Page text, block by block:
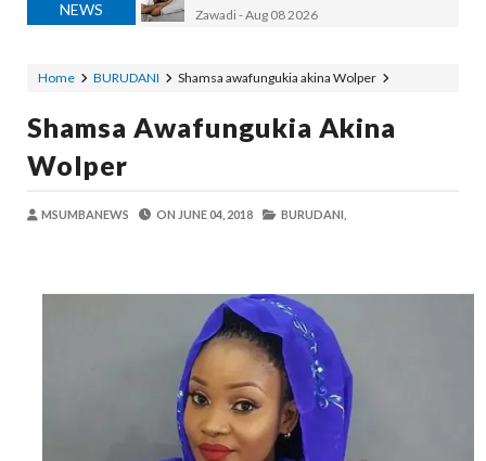
NEWS
Zawadi -Aug 08 2026
Aug 08 2026
OKULY BLOG-Aug 08 2026
WMA YAPONGEZWA KWA
UVCCM Moshi Vijijini Yaikaribisha
MSUMBA-Aug 08 2026
WRRB YAJA NA UBUNIFU KWENYE ZAO LA
Alex Sonna-Aug 08 2026
WMA YAPONGEZWA KWA
MSUMBA Aug 08 2026
Home BURUDANI Shamsa awafungukia akina Wolper
Shamsa Awafungukia Akina
Wolper
MSUMBANEWS ON JUNE 04, 2018 BURUDANI,